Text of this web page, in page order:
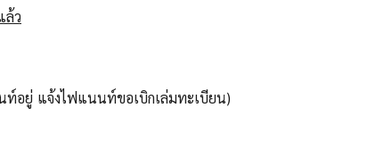
ล้ว
ท์อยู่ แจ้งไฟแนนท์ขอเบิกเล่มทะเบียน)